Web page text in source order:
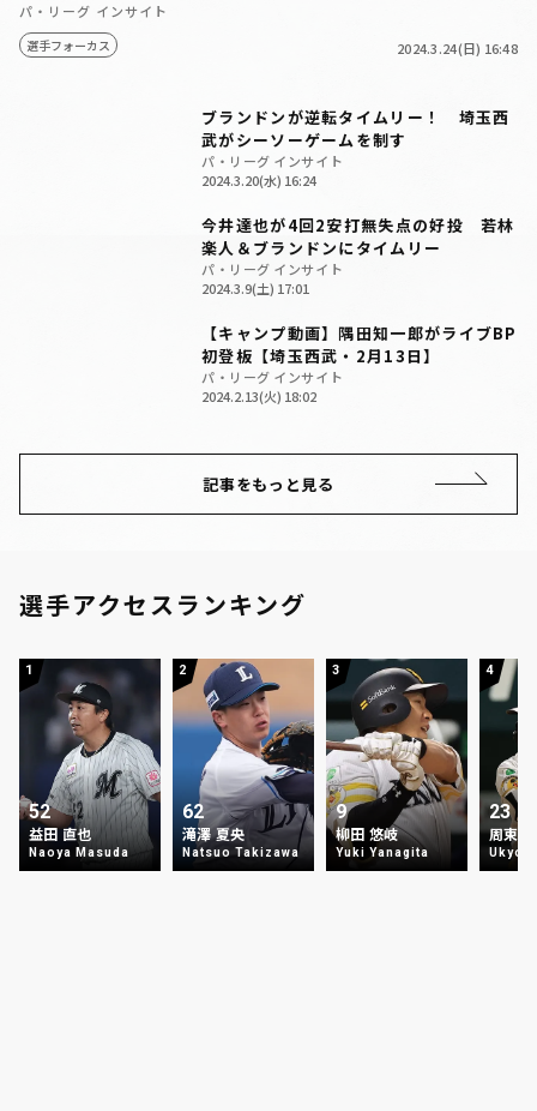
パ・リーグ インサイト
選手フォーカス 2024.3.24(日) 16:48
ブランドンが逆転タイムリー！ 埼玉西
武がシーソーゲームを制す
パ・リーグ インサイト
2024.3.20(水) 16:24
今井達也が4回2安打無失点の好投 若林
楽人＆ブランドンにタイムリー
パ・リーグ インサイト
2024.3.9(土) 17:01
【キャンプ動画】隅田知一郎がライブBP
初登板【埼玉西武・2月13日】
パ・リーグ インサイト
2024.2.13(火) 18:02
記事をもっと見る
選手アクセスランキング
1
52
益田 直也
Naoya Masuda
2
62
滝澤 夏央
Natsuo Takizawa
3
9
柳田 悠岐
Yuki Yanagita
4
23
周東
Ukyo